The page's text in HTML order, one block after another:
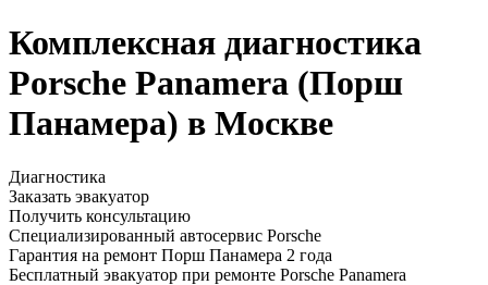
Комплексная диагностика
Porsche Panamera (Порш
Панамера) в Москве
Диагностика
Заказать эвакуатор
Получить консультацию
Специализированный автосервис Porsche
Гарантия на ремонт Порш Панамера 2 года
Бесплатный эвакуатор при ремонте Porsche Panamera